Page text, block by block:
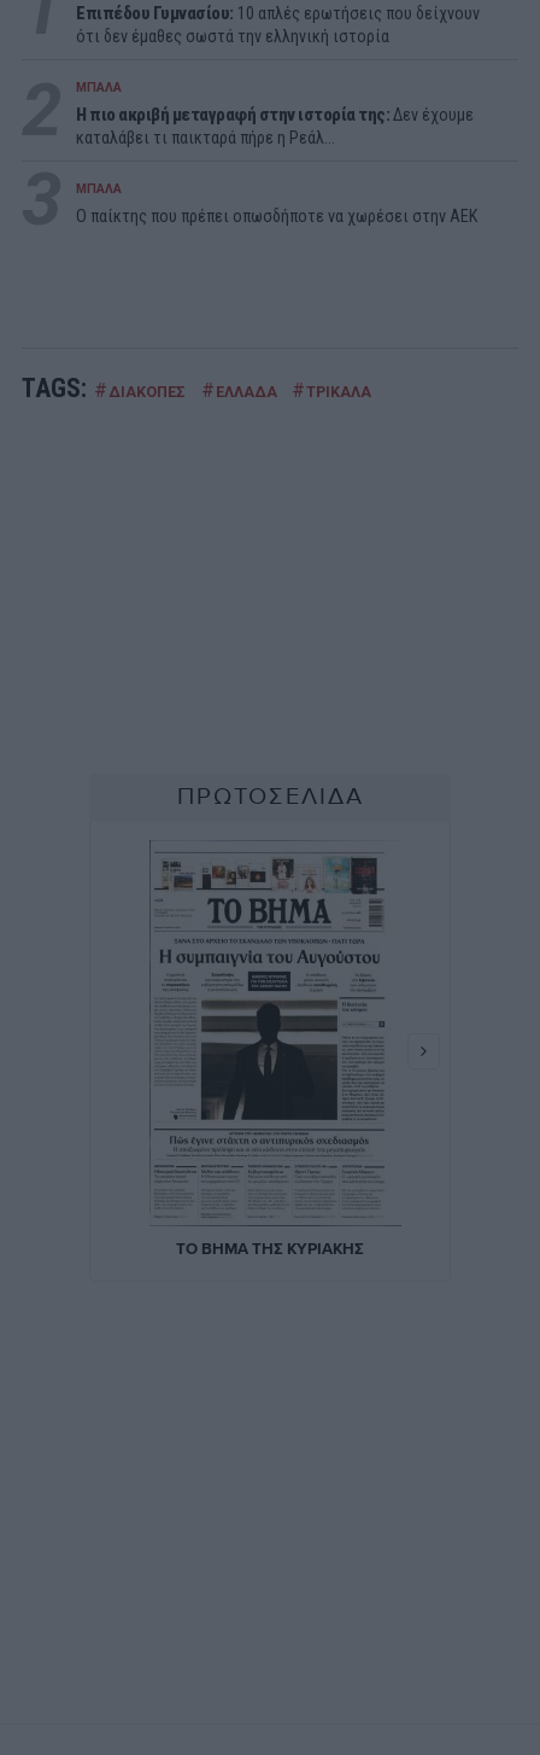
Επιπέδου Γυμνασίου: 10 απλές ερωτήσεις που δείχνουν
ότι δεν έμαθες σωστά την ελληνική ιστορία
ΜΠΑΛΑ
Η πιο ακριβή μεταγραφή στην ιστορία της:Δεν έχουμε
καταλάβει τι παικταρά πήρε η Ρεάλ...
ΜΠΑΛΑ
Ο παίκτης που πρέπει οπωσδήποτε να χωρέσει στην ΑΕΚ
TAGS: # ΔΙΑΚΟΠΕΣ # ΕΛΛΑΔΑ #ΤΡΙΚΑΛΑ